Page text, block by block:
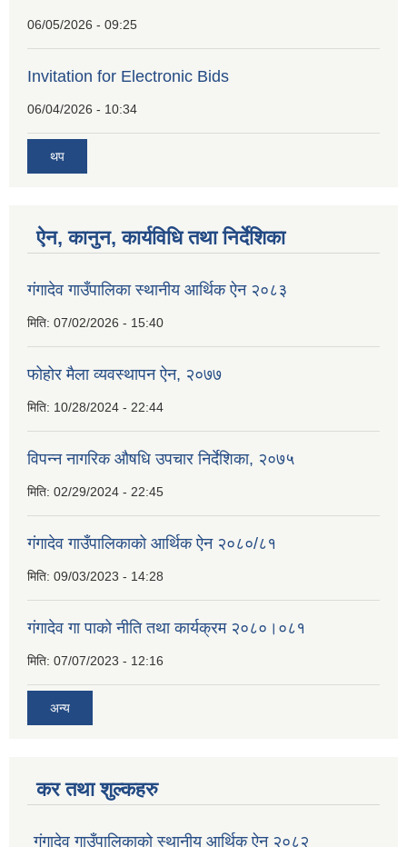
06/05/2026 - 09:25
Invitation for Electronic Bids
06/04/2026 - 10:34
थप
ऐन, कानुन, कार्यविधि तथा निर्देशिका
गंगादेव गाउँपालिका स्थानीय आर्थिक ऐन २०८३
मिति: 07/02/2026 - 15:40
फोहोर मैला व्यवस्थापन ऐन, २०७७
मिति: 10/28/2024 - 22:44
विपन्न नागरिक औषधि उपचार निर्देशिका, २०७५
मिति: 02/29/2024 - 22:45
गंगादेव गाउँपालिकाको आर्थिक ऐन २०८०/८१
मिति: 09/03/2023 - 14:28
गंगादेव गा पाको नीति तथा कार्यक्रम २०८०।०८१
मिति: 07/07/2023 - 12:16
अन्य
कर तथा शुल्कहरु
गंगादेव गाउँपालिकाको स्थानीय आर्थिक ऐन २०८२